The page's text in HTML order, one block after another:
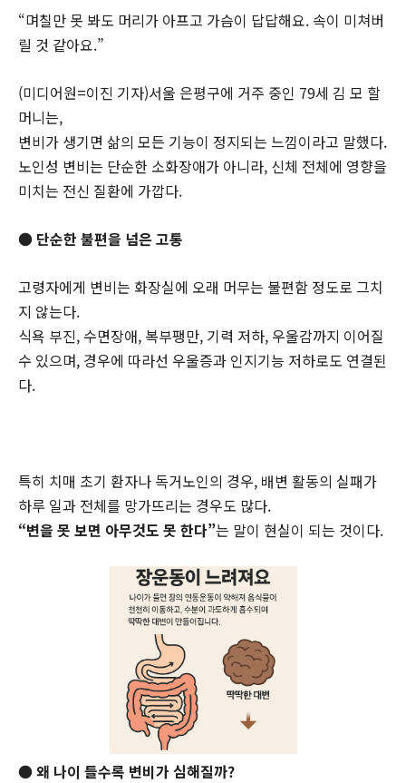
“며칠만 못 봐도 머리가 아프고 가슴이 답답해요. 속이 미쳐버
릴 것 같아요.”
(미디어원=이진 기자)서울 은평구에 거주 중인 79세 김 모 할
머니는,
변비가 생기면 삶의 모든 기능이 정지되는 느낌이라고 말했다.
노인성 변비는 단순한 소화장애가 아니라, 신체 전체에 영향을
미치는 전신 질환에 가깝다.
● 단순한 불편을 넘은 고통
고령자에게 변비는 화장실에 오래 머무는 불편함 정도로 그치
지 않는다.
식욕 부진, 수면장애, 복부팽만, 기력 저하, 우울감까지 이어질
수 있으며, 경우에 따라선 우울증과 인지기능 저하로도 연결된
다.
특히 치매 초기 환자나 독거노인의 경우, 배변 활동의 실패가
하루 일과 전체를 망가뜨리는 경우도 많다.
“변을 못 보면 아무것도 못 한다”는 말이 현실이 되는 것이다.
● 왜 나이 들수록 변비가 심해질까?